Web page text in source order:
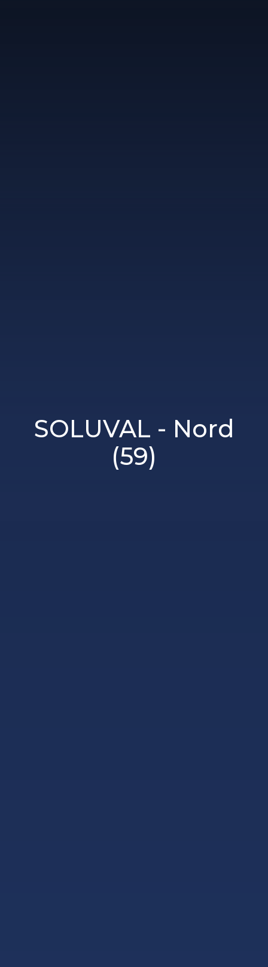
SOLUVAL - Nord
(59)